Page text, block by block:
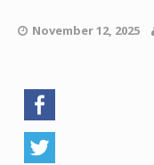
November 12, 2025